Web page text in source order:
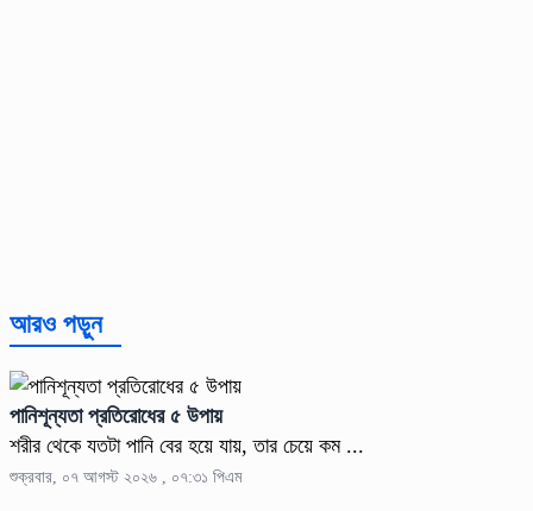
আরও পড়ুন
পানিশূন্যতা প্রতিরোধের ৫ উপায়
শরীর থেকে যতটা পানি বের হয়ে যায়, তার চেয়ে কম ...
শুক্রবার, ০৭ আগস্ট ২০২৬ , ০৭:৩১ পিএম